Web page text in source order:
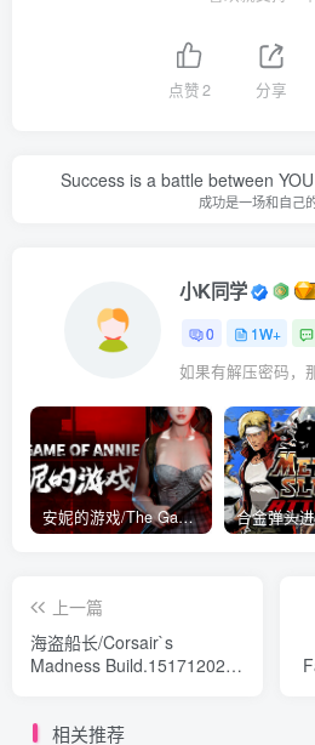
点赞2 分享
Success is a battle between
成功是一场和自己
小K同学
0 1W+
如果有解压密码，
安妮的游戏/The Game of Annie v0.99981|射击动作|容量14.6GB|免安装绿色中文版
上一篇
海盗船长/Corsair`s
Madness Build.15171202|
相关推荐